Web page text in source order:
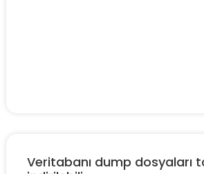
Veritabanı dump dosyaları